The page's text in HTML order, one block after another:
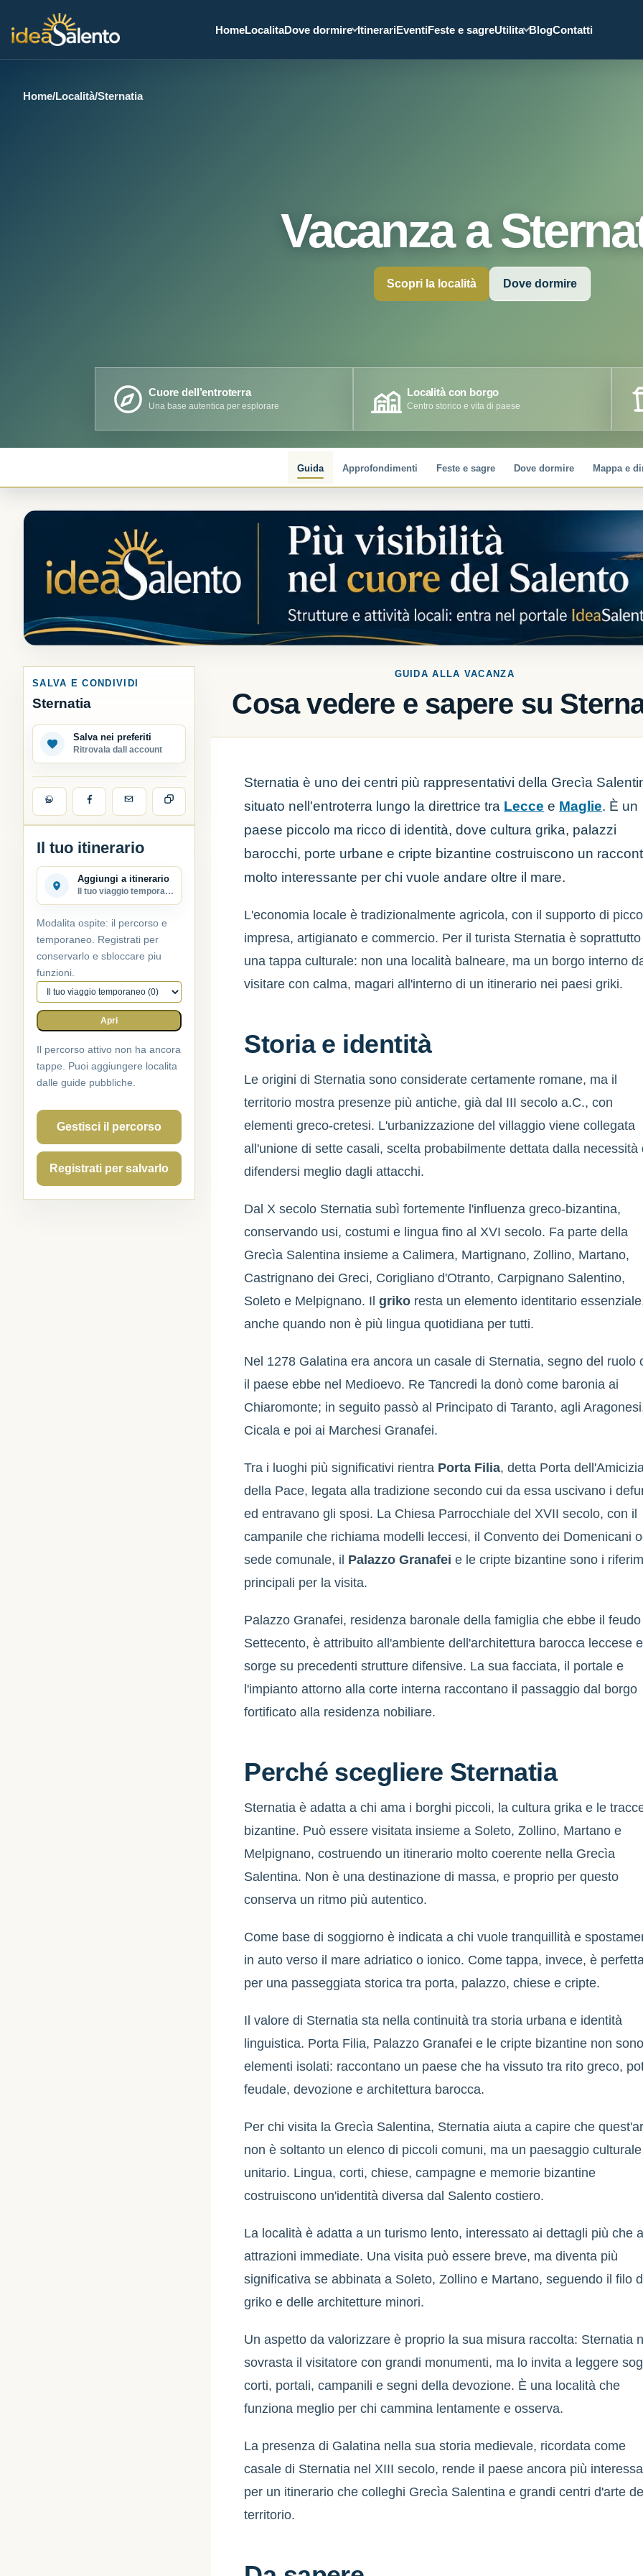
HomeLocalitaDove dormire ItinerariEventiFeste e sagreUtilita BlogContatti
Home/Località/Sternatia
Vacanza a
Scopri la località Dove dormire
Cuore dell’entroterra
Una base autentica per esplorare
Località con borgo
Centro storico e vita di paese
Guida Approfondimenti Feste e sagre Dove dormire Mappa e
GUIDA ALLA VACANZA
Cosa vedere e sapere su
Sternatia è uno dei centri più rappresentativi della Grecìa
situato nell'entroterra lungo la direttrice tra Lecce e Maglie. È un
paese piccolo ma ricco di identità, dove cultura grika, palazzi
barocchi, porte urbane e cripte bizantine costruiscono un
molto interessante per chi vuole andare oltre il mare.
L'economia locale è tradizionalmente agricola, con il supporto di
impresa, artigianato e commercio. Per il turista Sternatia è soprattutto
una tappa culturale: non una località balneare, ma un borgo interno
visitare con calma, magari all'interno di un itinerario nei paesi griki.
Storia e identità
Le origini di Sternatia sono considerate certamente romane, ma il
territorio mostra presenze più antiche, già dal III secolo a.C., con
elementi greco-cretesi. L'urbanizzazione del villaggio viene collegata
all'unione di sette casali, scelta probabilmente dettata dalla necessità
difendersi meglio dagli attacchi.
Dal X secolo Sternatia subì fortemente l'influenza greco-bizantina,
conservando usi, costumi e lingua fino al XVI secolo. Fa parte della
Grecìa Salentina insieme a Calimera, Martignano, Zollino, Martano,
Castrignano dei Greci, Corigliano d'Otranto, Carpignano Salentino,
Soleto e Melpignano. Ilgriko resta un elemento identitario
anche quando non è più lingua quotidiana per tutti.
Nel 1278 Galatina era ancora un casale di Sternatia, segno del ruolo
il paese ebbe nel Medioevo. Re Tancredi la donò come baronia ai
Chiaromonte; in seguito passò al Principato di Taranto, agli
Cicala e poi ai Marchesi Granafei.
Tra i luoghi più significativi rientra Porta Filia, detta Porta
della Pace, legata alla tradizione secondo cui da essa uscivano i
ed entravano gli sposi. La Chiesa Parrocchiale del XVII secolo, con il
campanile che richiama modelli leccesi, il Convento dei Domenicani
sede comunale, il Palazzo Granafei e le cripte bizantine sono i
principali per la visita.
Palazzo Granafei, residenza baronale della famiglia che ebbe il feudo
Settecento, è attribuito all'ambiente dell'architettura barocca leccese e
sorge su precedenti strutture difensive. La sua facciata, il portale e
l'impianto attorno alla corte interna raccontano il passaggio dal borgo
fortificato alla residenza nobiliare.
Perché scegliere Sternatia
Sternatia è adatta a chi ama i borghi piccoli, la cultura grika e le
bizantine. Può essere visitata insieme a Soleto, Zollino, Martano e
Melpignano, costruendo un itinerario molto coerente nella Grecìa
Salentina. Non è una destinazione di massa, e proprio per questo
conserva un ritmo più autentico.
Come base di soggiorno è indicata a chi vuole tranquillità e
in auto verso il mare adriatico o ionico. Come tappa, invece, è perfetta
per una passeggiata storica tra porta, palazzo, chiese e cripte.
Il valore di Sternatia sta nella continuità tra storia urbana e identità
linguistica. Porta Filia, Palazzo Granafei e le cripte bizantine non sono
elementi isolati: raccontano un paese che ha vissuto tra rito greco,
feudale, devozione e architettura barocca.
Per chi visita la Grecìa Salentina, Sternatia aiuta a capire che
non è soltanto un elenco di piccoli comuni, ma un paesaggio culturale
unitario. Lingua, corti, chiese, campagne e memorie bizantine
costruiscono un'identità diversa dal Salento costiero.
La località è adatta a un turismo lento, interessato ai dettagli più che
attrazioni immediate. Una visita può essere breve, ma diventa più
significativa se abbinata a Soleto, Zollino e Martano, seguendo il filo
griko e delle architetture minori.
Un aspetto da valorizzare è proprio la sua misura raccolta: Sternatia
sovrasta il visitatore con grandi monumenti, ma lo invita a leggere
corti, portali, campanili e segni della devozione. È una località che
funziona meglio per chi cammina lentamente e osserva.
La presenza di Galatina nella sua storia medievale, ricordata come
casale di Sternatia nel XIII secolo, rende il paese ancora più
per un itinerario che colleghi Grecìa Salentina e grandi centri d'arte
territorio.
SALVA E CONDIVIDI
Sternatia
Salva nei preferiti
Ritrovala dall account
Il tuo itinerario
Aggiungi a itinerario
Il tuo viaggio temporaneo
Modalita ospite: il percorso e
temporaneo. Registrati per
conservarlo e sbloccare piu
funzioni.
Percorso attivo
Apri
Il percorso attivo non ha ancora
tappe. Puoi aggiungere localita
dalle guide pubbliche.
Gestisci il percorso
Registrati per salvarlo